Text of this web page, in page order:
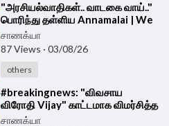
⁣"அரசியல்வாதிகள்.. வாடகை வாய்.."
பொரிந்து தள்ளிய Annamalai | We
The Leaders | Madurai
சாணக்யா
87 Views · 03/08/26
others
⁣#breakingnews: "விவசாய
விரோதி Vijay" காட்டமாக விமர்சித்த
Stalin! | DMK | TVK
சாணக்யா